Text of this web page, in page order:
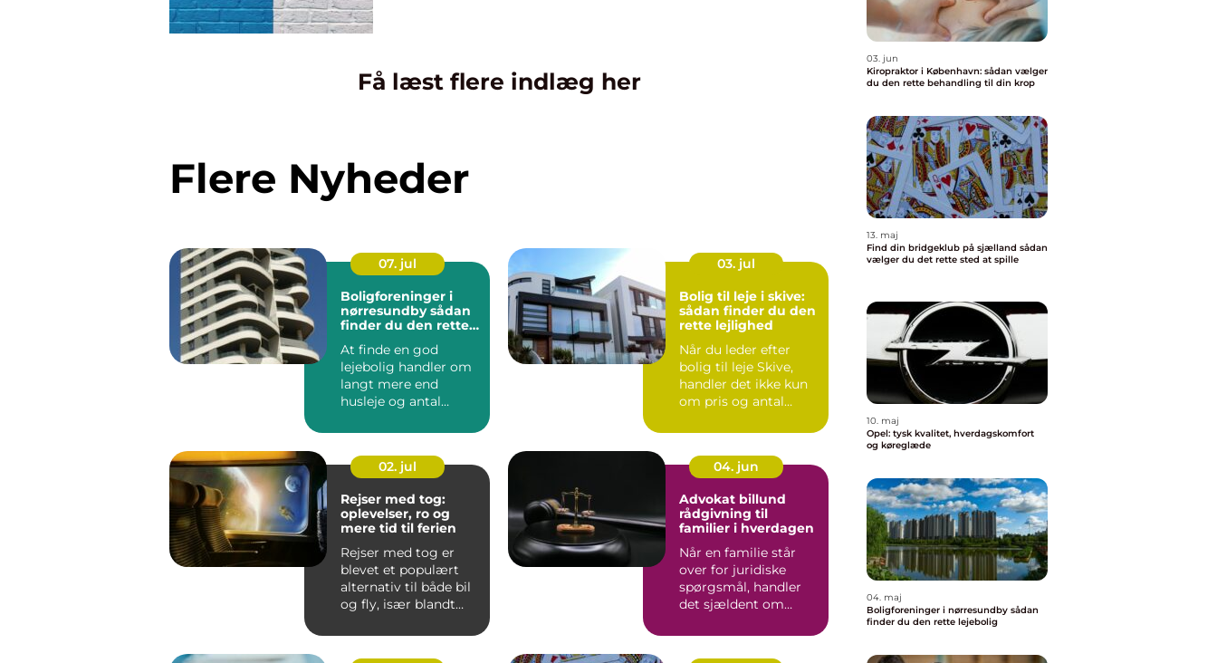
Få læst flere indlæg her
Flere Nyheder
07. jul
Boligforeninger i
nørresundby sådan
finder du den rette
At finde en god
lejebolig handler om
langt mere end
husleje og antal
kigger i da...
03. jul
Bolig til leje i skive:
sådan finder du den
rette lejlighed
Når du leder efter
bolig til leje Skive,
handler det ikke kun
om pris og antal
vælg...
02. jul
Rejser med tog:
oplevelser, ro og
mere tid til ferien
Rejser med tog er
blevet et populært
alternativ til både bil
og fly, især blandt
04. jun
Advokat billund
rådgivning til
familier i hverdagen
Når en familie står
over for juridiske
spørgsmål, handler
det sjældent om
egen...
03. jun
Kiropraktor i København: sådan vælger
du den rette behandling til din krop
13. maj
Find din bridgeklub på sjælland sådan
vælger du det rette sted at spille
10. maj
Opel: tysk kvalitet, hverdagskomfort
og køreglæde
04. maj
Boligforeninger i nørresundby sådan
finder du den rette lejebolig